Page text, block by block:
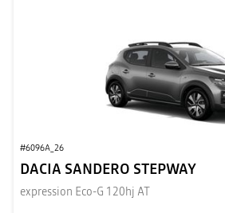
#6096A_26
DACIA SANDERO STEPWAY
expression Eco-G 120hj AT